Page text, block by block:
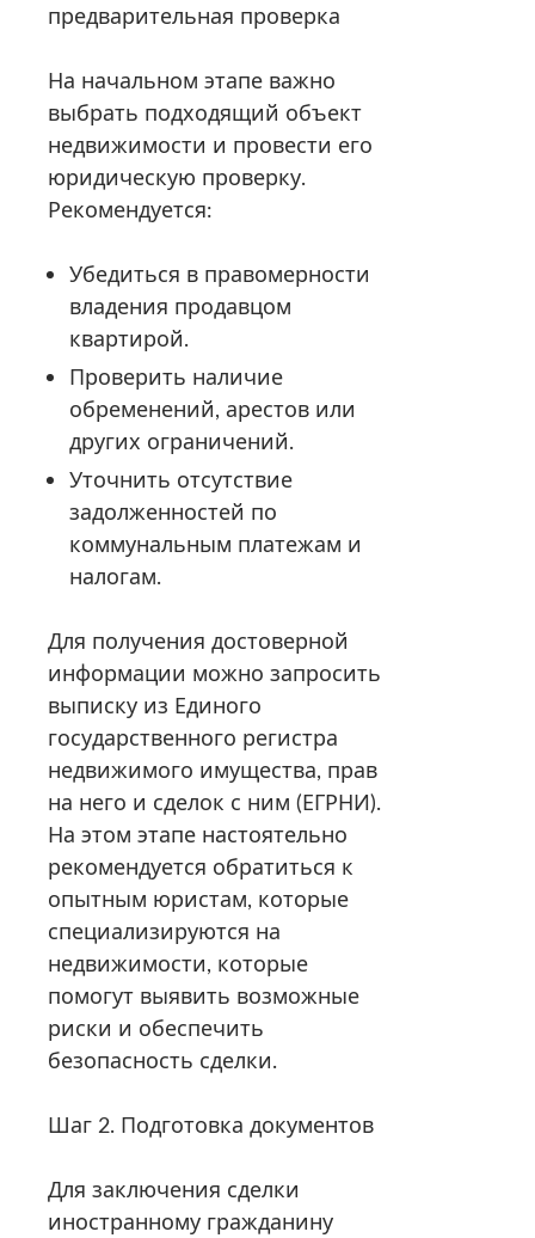
предварительная проверка
На начальном этапе важно
выбрать подходящий объект
недвижимости и провести его
юридическую проверку.
Рекомендуется:
Убедиться в правомерности
владения продавцом
квартирой.
Проверить наличие
обременений, арестов или
других ограничений.
Уточнить отсутствие
задолженностей по
коммунальным платежам и
налогам.
Для получения достоверной
информации можно запросить
выписку из Единого
государственного регистра
недвижимого имущества, прав
на него и сделок с ним (ЕГРНИ).
На этом этапе настоятельно
рекомендуется обратиться к
опытным юристам, которые
специализируются на
недвижимости, которые
помогут выявить возможные
риски и обеспечить
безопасность сделки.
Шаг 2. Подготовка документов
Для заключения сделки
иностранному гражданину